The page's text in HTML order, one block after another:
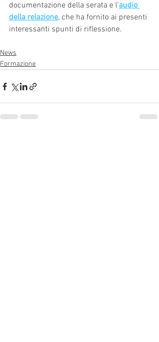
documentazione della serata e l'audio
della relazione, che ha fornito ai presenti
interessanti spunti di riflessione.
News
Formazione